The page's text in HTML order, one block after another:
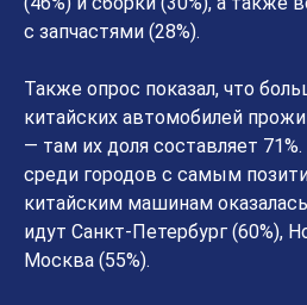
с запчастями (28%).
Также опрос показал, что
китайских автомобилей
— там их доля составляет
среди городов с самым
китайским машинам
идут Санкт-Петербург (60%),
Москва (55%).